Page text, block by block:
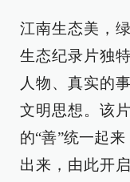
江南生态美，
生态纪录片独
人物、真实的
文明思想。该
的“善”统一起
出来，由此开